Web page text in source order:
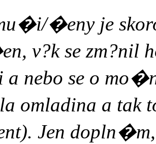
�eny je
v?k se zm?nil
nebo se o
omladina a
Jen